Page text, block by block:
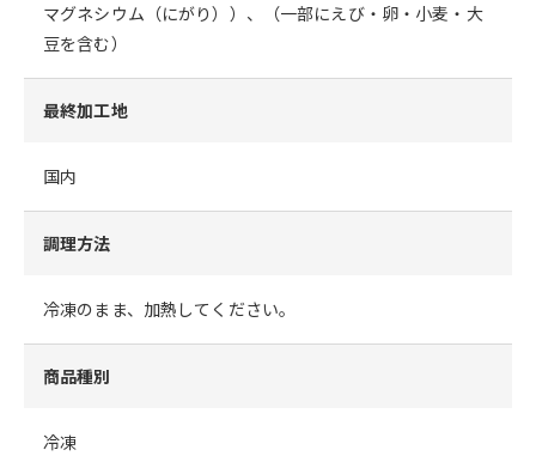
マグネシウム（にがり））、（一部にえび・卵・小麦・大
豆を含む）
最終加工地
国内
調理方法
冷凍のまま、加熱してください。
商品種別
冷凍